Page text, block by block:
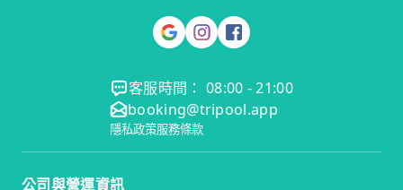
客服時間： 08:00 - 21:00
booking@tripool.app
隱私政策服務條款
公司與營運資訊